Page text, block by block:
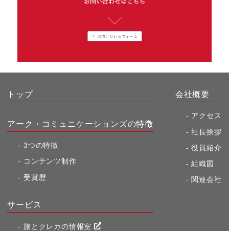
トップ
アーク・コミュニケーションズの特徴
3つの特徴
コンテンツ制作
受賞歴
サービス
旅とクレカの情報室
会社概要
アクセス
社長挨拶
役員紹介
組織図
関連会社